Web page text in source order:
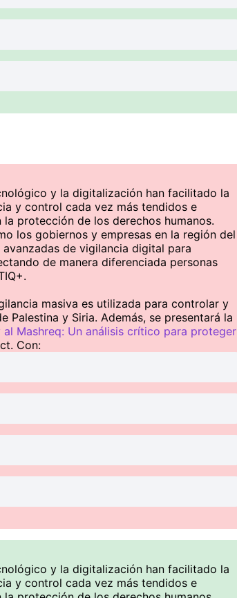
y la digitalización han facilitado la
y control cada vez más tendidos e
protección de los derechos humanos.
los gobiernos y empresas en la región del
de vigilancia digital para
de manera diferenciada personas
masiva es utilizada para controlar y
y Siria. Además, se presentará la
Mashreq: Un análisis crítico para proteger
Con:
y la digitalización han facilitado la
y control cada vez más tendidos e